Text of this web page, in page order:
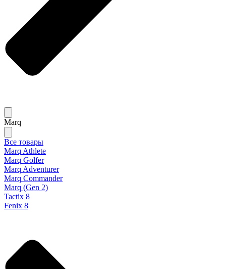
Marq
Все товары
Marq Athlete
Marq Golfer
Marq Adventurer
Marq Commander
Marq (Gen 2)
Tactix 8
Fenix 8